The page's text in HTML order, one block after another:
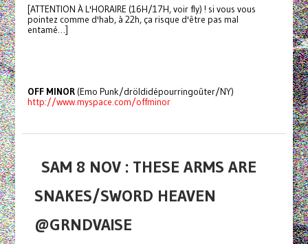
[ATTENTION À L'HORAIRE (16H/17H, voir fly) ! si vous vous
pointez comme d'hab, à 22h, ça risque d'être pas mal
entamé…]
OFF MINOR(Emo Punk/dröldidépourringoûter/NY)
http://www.myspace.com/offminor
SAM 8 NOV : THESE ARMS ARE
SNAKES/SWORD HEAVEN
@GRNDVAISE